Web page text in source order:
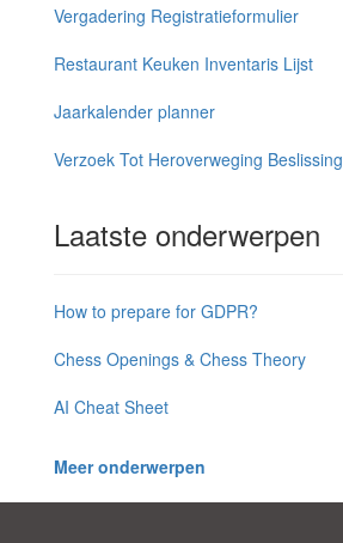
Vergadering Registratieformulier
Restaurant Keuken Inventaris Lijst
Jaarkalender planner
Verzoek Tot Heroverweging Beslissing
Laatste onderwerpen
How to prepare for GDPR?
Chess Openings & Chess Theory
AI Cheat Sheet
Meer onderwerpen